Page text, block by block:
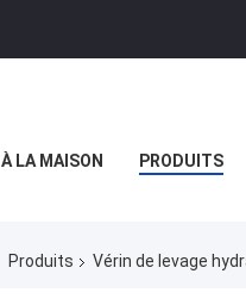
À LA MAISON PRODUITS
Produits Vérin de levage